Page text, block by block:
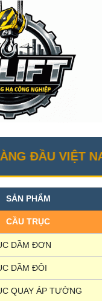
VIỆT NAM
SẢN PHẨM
CẦU TRỤC
DẦM ĐƠN
DẦM ĐÔI
QUAY ÁP TƯỜNG